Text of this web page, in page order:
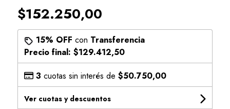
$152.250,00
15% OFF con Transferencia
Precio final: $129.412,50
3 cuotas sin interés de $50.750,00
Ver cuotas y descuentos